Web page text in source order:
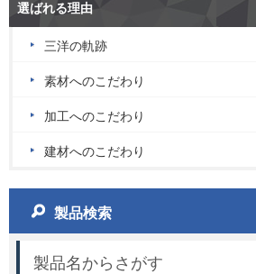
選ばれる理由
三洋の軌跡
素材へのこだわり
加工へのこだわり
建材へのこだわり
製品検索
製品名からさがす